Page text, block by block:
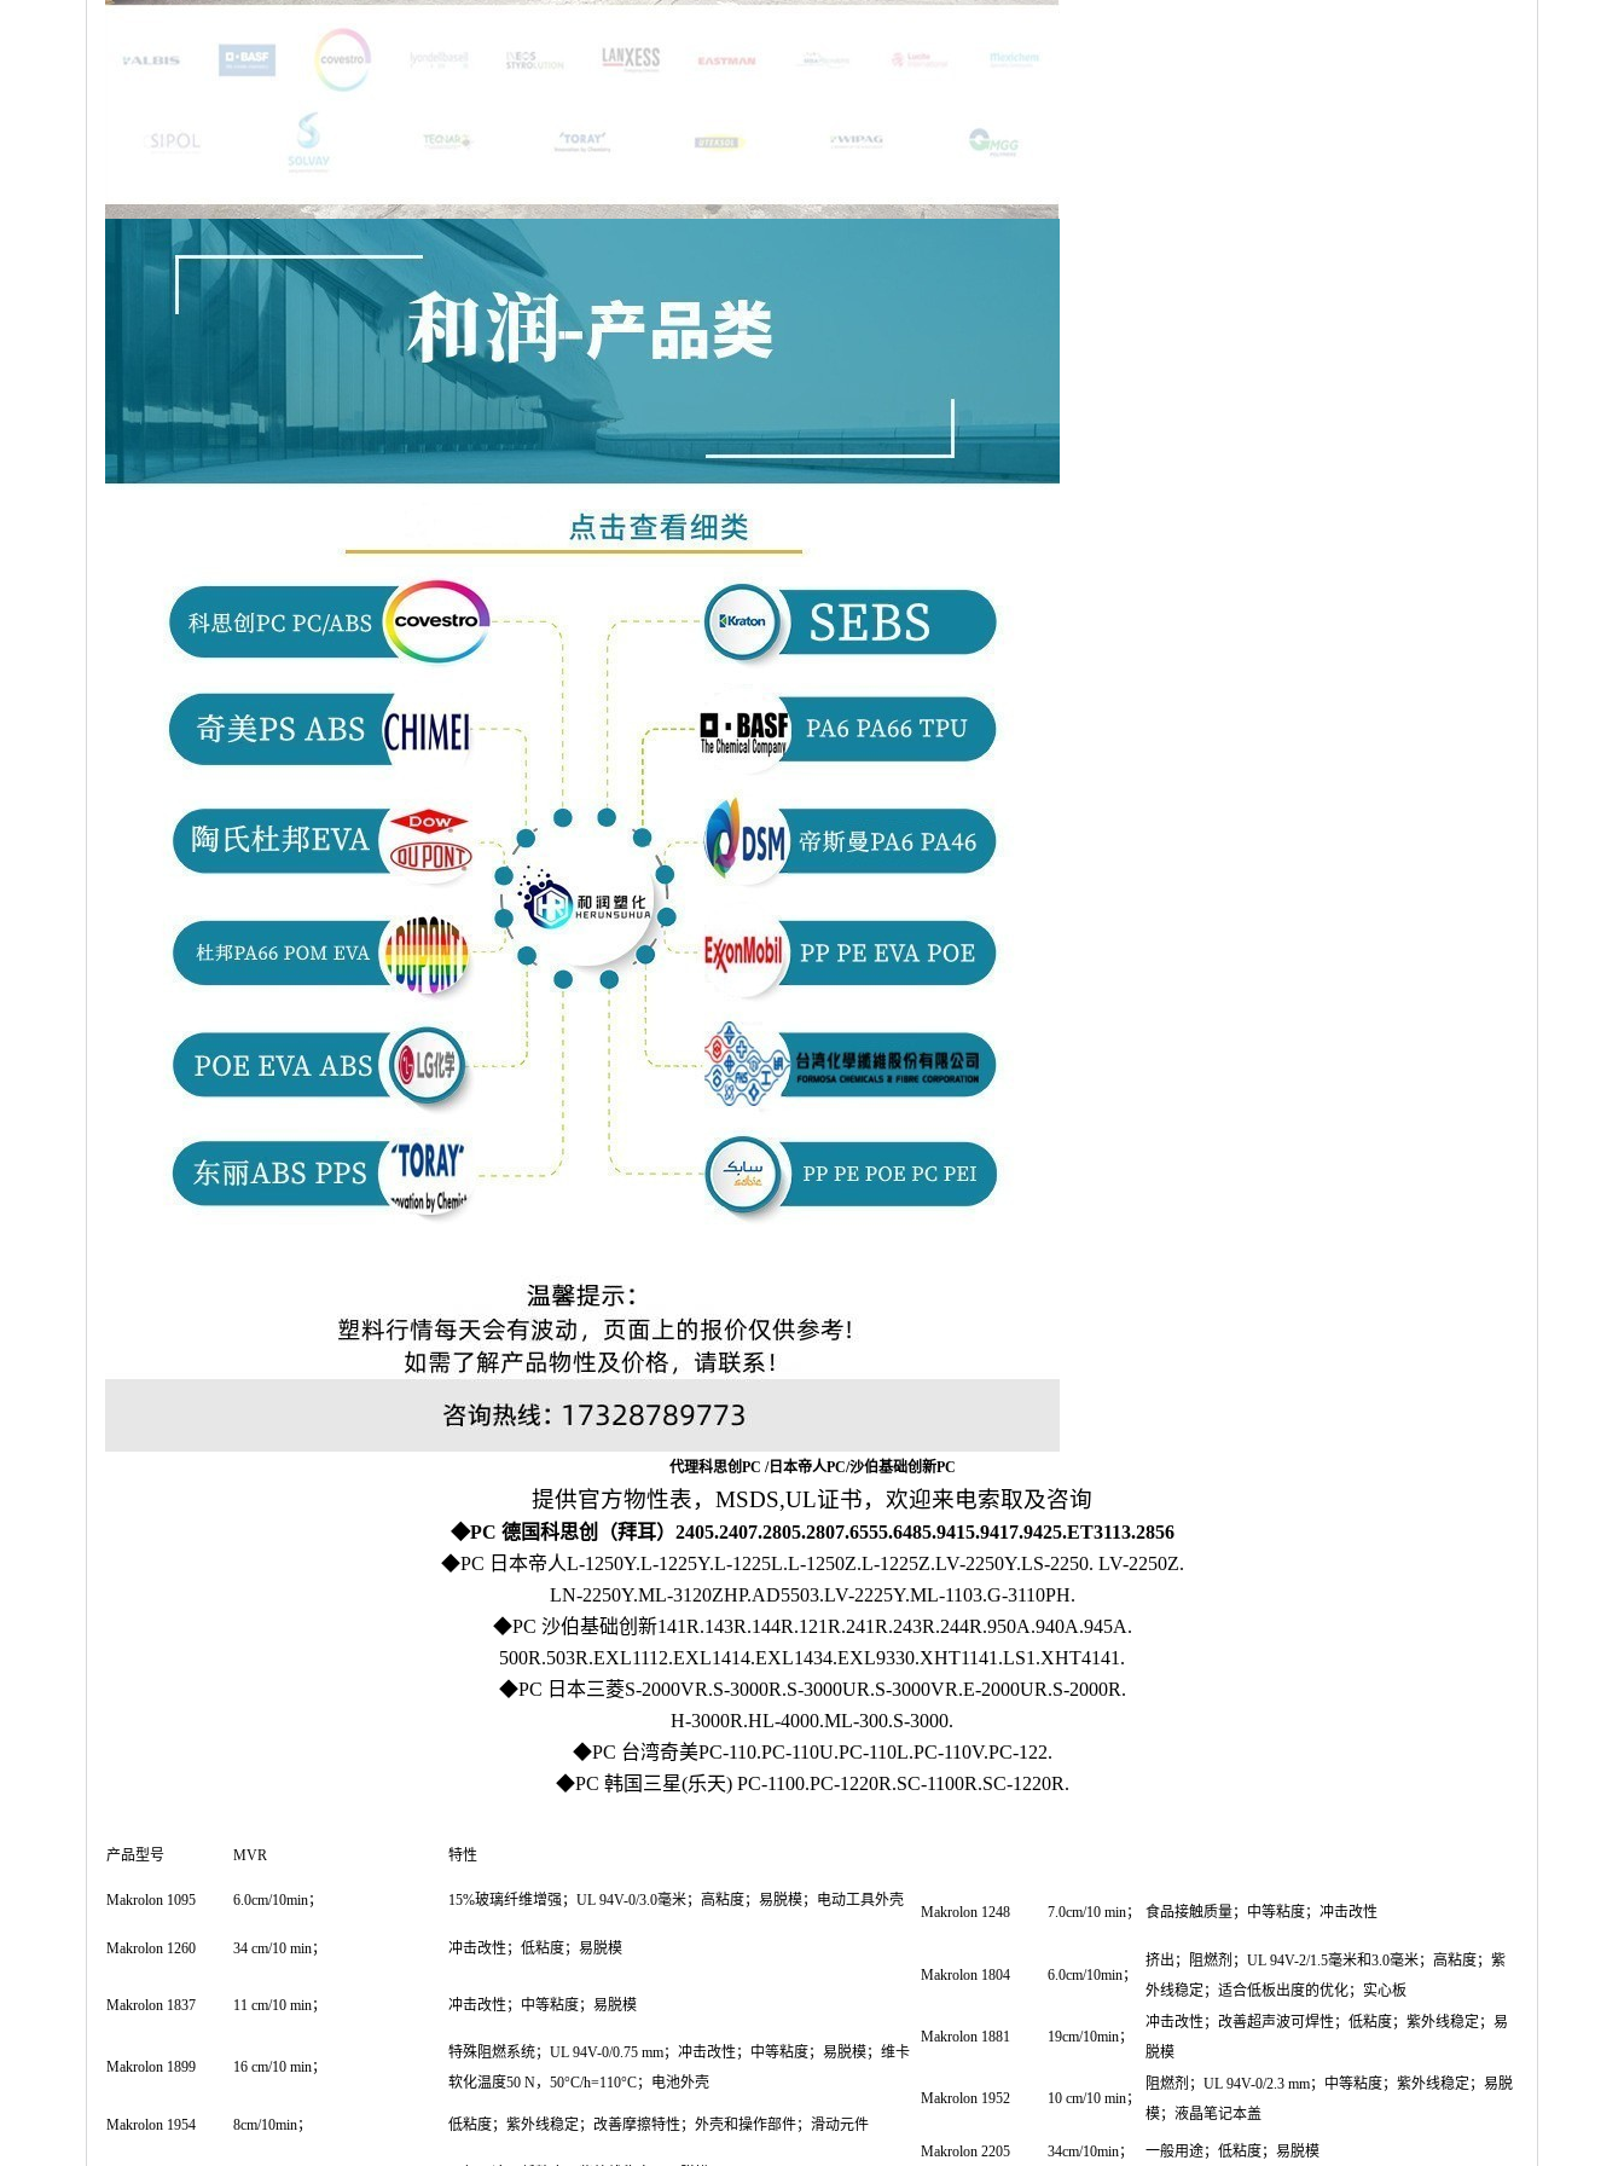
代理科思创PC /日本帝人PC/沙伯基础创新PC
提供官方物性表，MSDS,UL证书， 欢迎来电索取及咨询
◆PC 德国科思创（拜耳）2405.2407.2805.2807.6555.6485.9415.9417.9425.ET3113.2856
◆PC 日本帝人L-1250Y.L-1225Y.L-1225L.L-1250Z.L-1225Z.LV-2250Y.LS-2250. LV-2250Z.
LN-2250Y.ML-3120ZHP.AD5503.LV-2225Y.ML-1103.G-3110PH.
◆PC 沙伯基础创新141R.143R.144R.121R.241R.243R.244R.950A.940A.945A.
500R.503R.EXL1112.EXL1414.EXL1434.EXL9330.XHT1141.LS1.XHT4141.
◆PC 日本三菱S-2000VR.S-3000R.S-3000UR.S-3000VR.E-2000UR.S-2000R.
H-3000R.HL-4000.ML-300.S-3000.
◆PC 台湾奇美PC-110.PC-110U.PC-110L.PC-110V.PC-122.
◆PC 韩国三星(乐天) PC-1100.PC-1220R.SC-1100R.SC-1220R.
产品型号 MVR 特性
Makrolon 1095 6.0cm/10min； 15%玻璃纤维增强；UL 94V-0/3.0毫米；高粘度；易脱模；电动工具外壳
Makrolon 1248 7.0cm/10 min； 食品接触质量；中等粘度；冲击改性
Makrolon 1260 34 cm/10 min；
冲击改性；低粘度；易脱模
Makrolon 1804
6.0cm/10min；
挤出；阻燃剂；UL 94V-2/1.5毫米和3.0毫米；高粘度；紫
外线稳定；适合低板出度的优化；实心板
Makrolon 1837
11 cm/10 min；
冲击改性；中等粘度；易脱模
Makrolon 1881
19cm/10min；
冲击改性；改善超声波可焊性；低粘度；紫外线稳定；易
脱模
Makrolon 1899
16 cm/10 min；
特殊阻燃系统；UL 94V-0/0.75 mm；冲击改性；中等粘度；易脱模；维卡
软化温度50 N，50°C/h=110°C；电池外壳
Makrolon 1952
10 cm/10 min；
阻燃剂；UL 94V-0/2.3 mm；中等粘度；紫外线稳定；易脱
模；液晶笔记本盖
Makrolon 1954 8cm/10min；
低粘度；紫外线稳定；改善摩擦特性；外壳和操作部件；滑动元件
Makrolon 2205
34cm/10min；
一般用途；低粘度；易脱模